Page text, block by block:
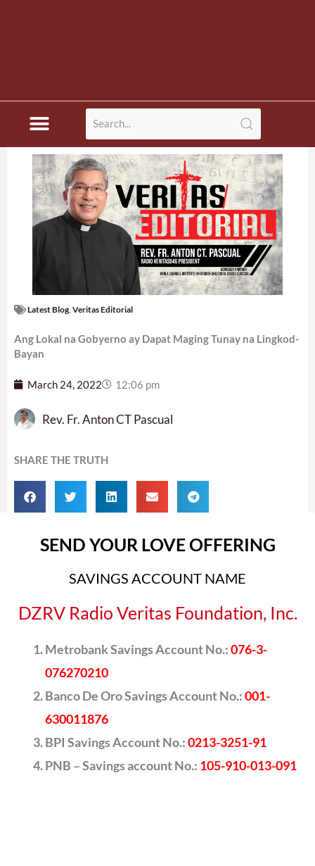
Latest Blog Veritas Editorial
Ang Lokal na Gobyerno ay Dapat Maging Tunay na Lingkod-
Bayan
March 24, 2022 12:06 pm
Rev. Fr. Anton CT Pascual
SHARE THE TRUTH
SEND YOUR LOVE OFFERING
SAVINGS ACCOUNT NAME
DZRV Radio Veritas Foundation, Inc.
Metrobank Savings Account No.:076-3-
076270210
Banco De Oro Savings Account No.:001-
630011876
BPI Savings Account No.:0213-3251-91
PNB – Savings account No.: 105-910-013-091